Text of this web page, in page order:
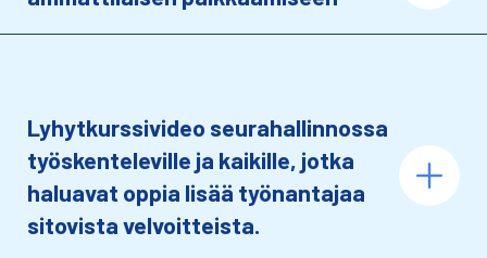
Lyhytkurssivideo seurahallinnossa
työskenteleville ja kaikille, jotka
haluavat oppia lisää työnantajaa
sitovista velvoitteista.